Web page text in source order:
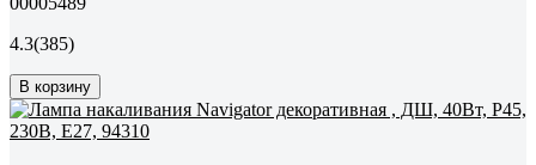
4.3(385)
В корзину